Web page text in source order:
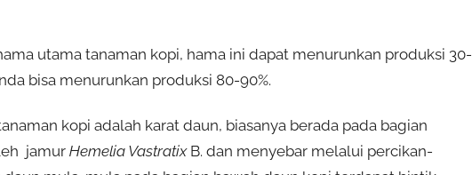
utama tanaman kopi, hama ini dapat menurunkan produksi 30-
bisa menurunkan produksi 80-90%.
kopi adalah karat daun, biasanya berada pada bagian
jamur Hemelia Vastratix B. dan menyebar melalui percikan-